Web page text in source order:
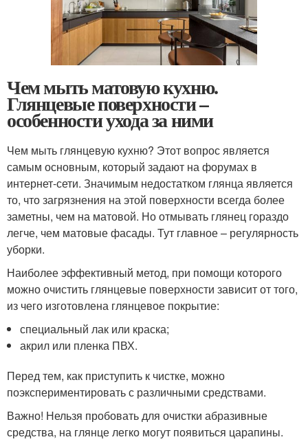
Чем мыть матовую кухню.
Глянцевые поверхности –
особенности ухода за ними
Чем мыть глянцевую кухню? Этот вопрос является
самым основным, который задают на форумах в
интернет-сети. Значимым недостатком глянца является
то, что загрязнения на этой поверхности всегда более
заметны, чем на матовой. Но отмывать глянец гораздо
легче, чем матовые фасады. Тут главное – регулярность
уборки.
Наиболее эффективный метод, при помощи которого
можно очистить глянцевые поверхности зависит от того,
из чего изготовлена глянцевое покрытие:
специальный лак или краска;
акрил или пленка ПВХ.
Перед тем, как приступить к чистке, можно
поэкспериментировать с различными средствами.
Важно! Нельзя пробовать для очистки абразивные
средства, на глянце легко могут появиться царапины.